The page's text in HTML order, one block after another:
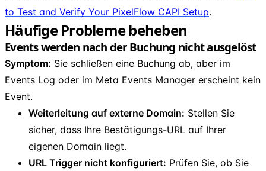
to Test and Verify Your PixelFlow CAPI Setup.
Häufige Probleme beheben
Events werden nach der Buchung nicht ausgelöst
Symptom: Sie schließen eine Buchung ab, aber im
Events Log oder im Meta Events Manager erscheint kein
Event.
Weiterleitung auf externe Domain: Stellen Sie
sicher, dass Ihre Bestätigungs-URL auf Ihrer
eigenen Domain liegt.
URL Trigger nicht konfiguriert: Prüfen Sie, ob Sie